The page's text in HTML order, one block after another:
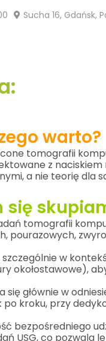
Sucha 16, Gdańsk,
warto?
tomografii
z
a nie teorię dla
się
tomografii
pourazowych,
szczególnie w
okołostawowe),
głównie w
kroku, przy
bezpośredniego
USG, co pozwala